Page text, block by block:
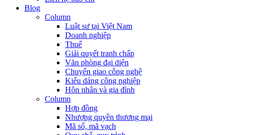
Blog
Column
Luật sư tại Việt Nam
Doanh nghiệp
Thuế
Giải quyết tranh chấp
Văn phòng đại diện
Chuyển giao công nghệ
Kiểu dáng công nghiệp
Hôn nhân và gia đình
Column
Hợp đồng
Nhượng quyền thương mại
Mã số, mã vạch